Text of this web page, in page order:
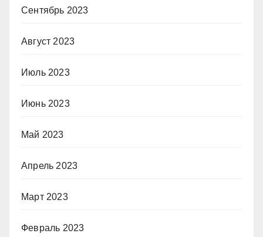
Сентябрь 2023
Август 2023
Июль 2023
Июнь 2023
Май 2023
Апрель 2023
Март 2023
Февраль 2023